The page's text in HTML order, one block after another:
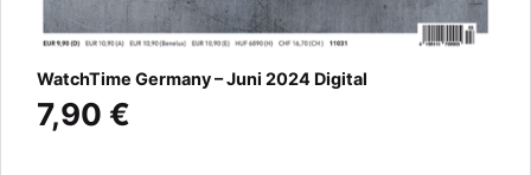
WatchTime Germany – Juni 2024 Digital
7,90 €